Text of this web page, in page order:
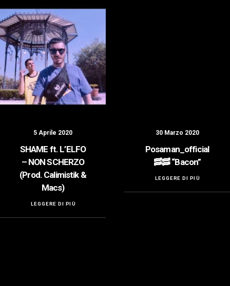
5 Aprile 2020
SHAME ft. L’ELFO
– NON SCHERZO
(Prod. Calimistik &
Macs)
LEGGERE DI PIÙ
30 Marzo 2020
Posaman_official
🥓🥓 “Bacon”
LEGGERE DI PIÙ